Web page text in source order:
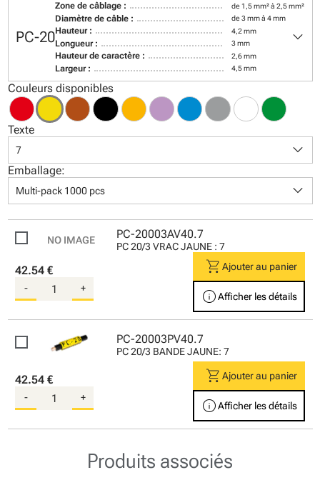
PC-20
Zone de câblage : de 1,5 mm² à 2,5 mm²
Diamètre de câble : de 3 mm à 4 mm
Hauteur : 4,2 mm
Longueur : 3 mm
Hauteur de caractère : 2,6 mm
Largeur : 4,5 mm
keyboard_arrow_down
Couleurs disponibles
Texte
7 keyboard_arrow_down
Emballage:
Multi-pack 1000 pcs keyboard_arrow_down
PC-20003AV40.7
PC 20/3 VRAC JAUNE : 7
42.54 €
- +
shopping_cart Ajouter au panier
infoAfficher les détails
PC-20003PV40.7
PC 20/3 BANDE JAUNE: 7
42.54 €
- +
shopping_cart Ajouter au panier
infoAfficher les détails
Produits associés